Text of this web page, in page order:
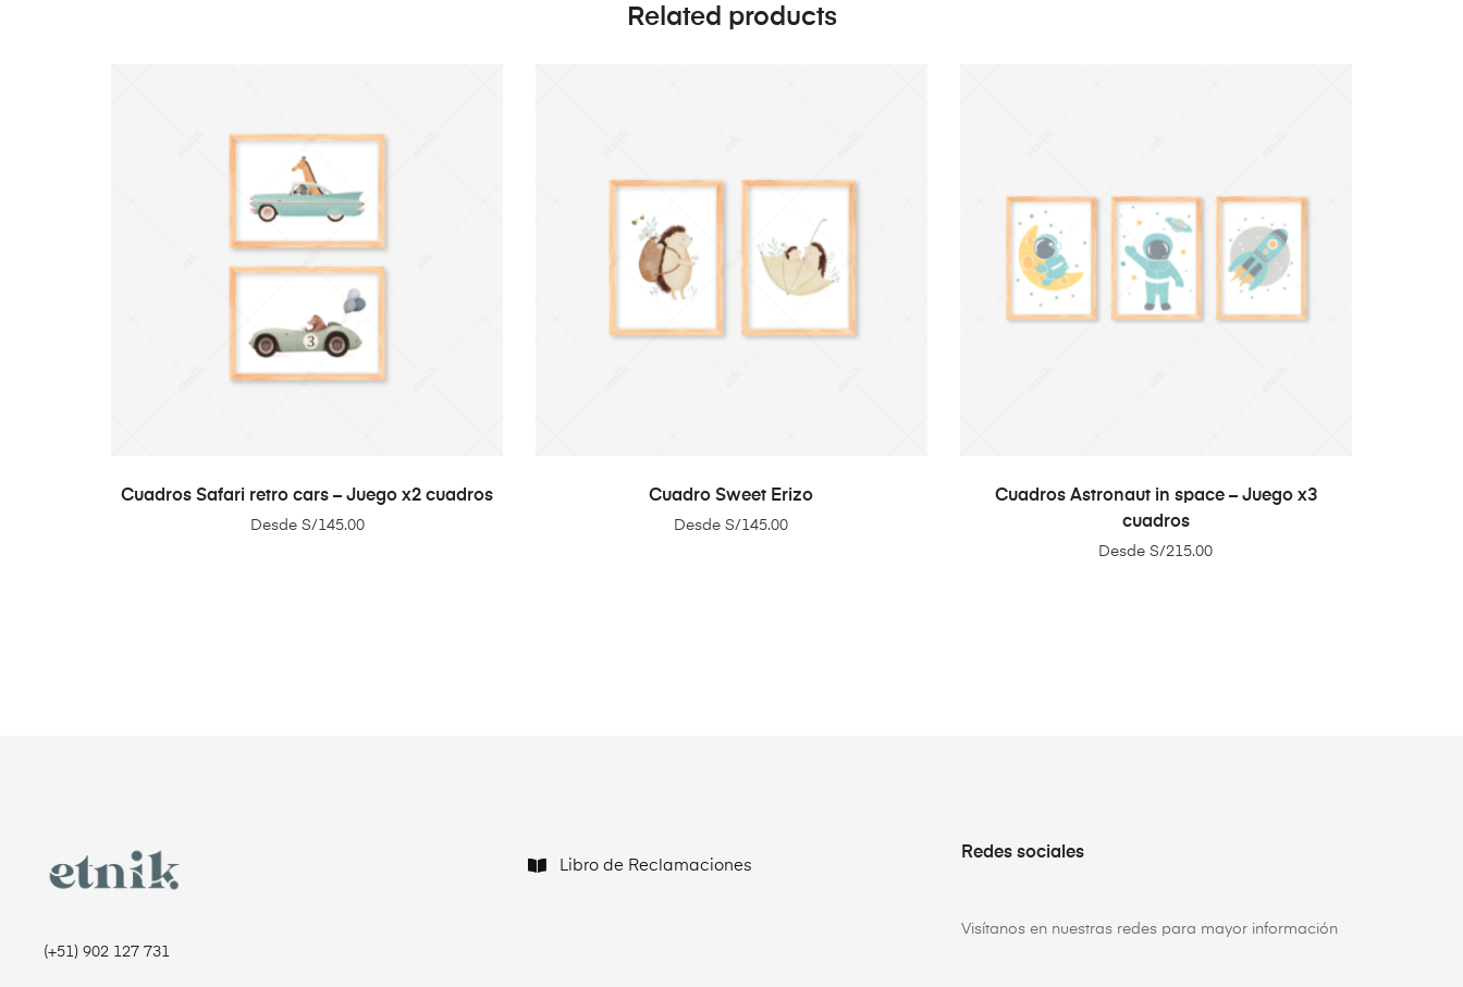
Related products
SELECT OPTIONS
Cuadros Safari retro cars – Juego x2 cuadros
Desde S/145.00
SELECT OPTIONS
Cuadro Sweet Erizo
DesdeS/145.00
SELECT OPTIONS
Cuadros Astronaut in space – Juego x3
cuadros
DesdeS/215.00
(+51) 902 127 731‬
Libro de Reclamaciones
Redes sociales
Visítanos en nuestras redes para mayor información